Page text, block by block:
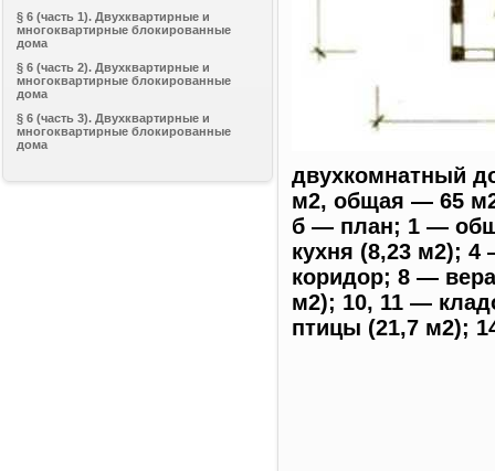
двухкомнатный
м2, общая — 65
б — план; 1 —
кухня (8,23 м2);
коридор; 8 —
м2); 10, 11 —
птицы (21,7 м2);
§ 6 (часть 1). Двухквартирные и
многоквартирные блокированные
дома
§ 6 (часть 2). Двухквартирные и
многоквартирные блокированные
дома
§ 6 (часть 3). Двухквартирные и
многоквартирные блокированные
дома